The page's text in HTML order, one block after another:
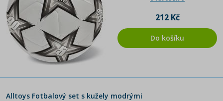
212 Kč
Do košíku
Alltoys Fotbalový set s kužely modrými